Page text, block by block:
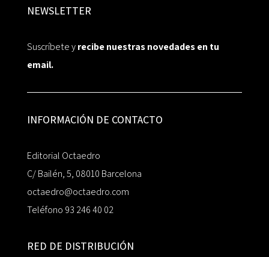
NEWSLETTER
Suscríbete yrecibe nuestras novedades en tu
email.
INFORMACIÓN DE CONTACTO
Editorial Octaedro
C/ Bailén, 5, 08010 Barcelona
octaedro@octaedro.com
Teléfono 93 246 40 02
RED DE DISTRIBUCIÓN